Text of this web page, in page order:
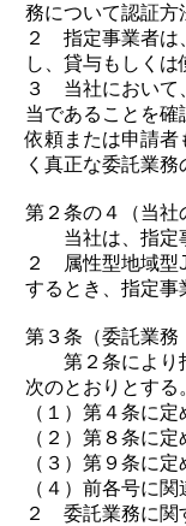
務について認証方
２　指定事業者
し、貸与もしくは
３　当社におい
当であることを
依頼または申請者
く真正な委託業務
第２条の４（当社
当社は、指定事
２　属性型地域
するとき、指定事
第３条（委託業務
第２条により指
次のとおりとする。
（１）第４条に
（２）第８条に
（３）第９条に
（４）前各号に
２　委託業務に